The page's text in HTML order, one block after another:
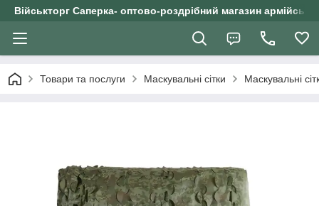
Військторг Саперка- оптово-роздрібний магазин
Товари та послуги Маскувальні сітки Маскувальні